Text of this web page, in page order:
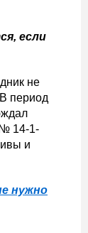
если
не
период
№ 14-1-
и
нужно